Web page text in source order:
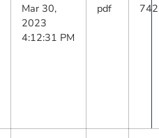
Mar 30,
2023
4:12:31 PM
pdf